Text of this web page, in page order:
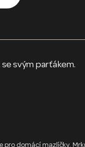
parťákem.
domácí mazlíčky.